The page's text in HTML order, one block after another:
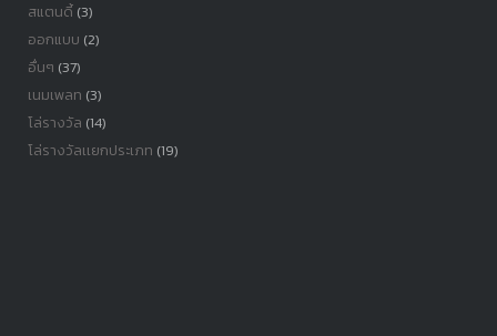
สแตนดี้(3)
ออกแบบ (2)
อื่นๆ (37)
เนมเพลท (3)
โล่รางวัล (14)
โล่รางวัลเเยกประเภท (19)